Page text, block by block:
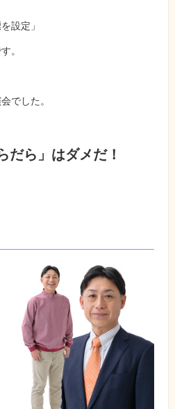
設定」
。
でした。
だら」はダメだ！